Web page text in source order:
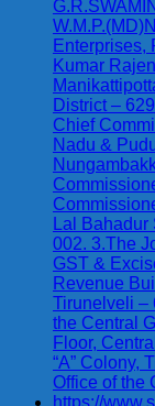
Enterprises,
Kumar
District –
Chief
Nadu &
Lal Bahadur
002. 3.The
GST &
Revenue
Tirunelveli –
the Central
Floor,
“A” Colony,
Office of the
https://